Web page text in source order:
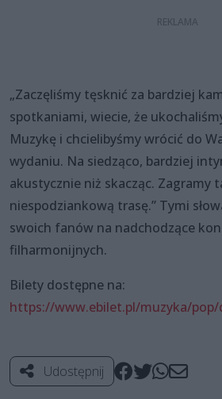
„Zaczęliśmy tęsknić za bardziej
spotkaniami, wiecie, że
Muzykę i chcielibyśmy wrócić do
wydaniu. Na siedząco, bardziej
akustycznie niż skacząc. Zagramy
niespodziankową trasę.” Tymi
swoich fanów na nadchodzące
filharmonijnych.
Bilety dostępne na:
https://www.ebilet.pl/muzyka/pop/
Udostępnij